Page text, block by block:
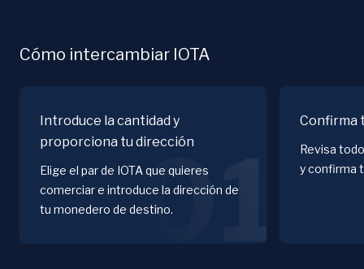
Cómo intercambiar IOTA
Introduce la cantidad y
proporciona tu dirección
Elige el par de IOTA que quieres
comerciar e introduce la dirección de
tu monedero de destino.01
Confirma
Revisa
y confirma